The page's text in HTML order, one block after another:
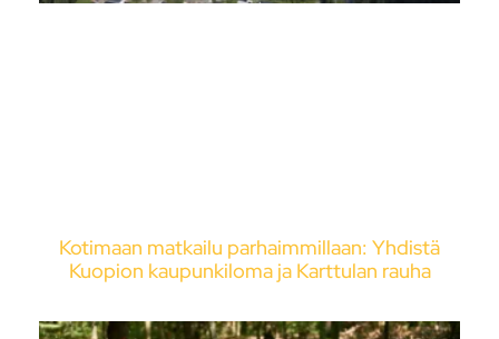
Kotimaan matkailu parhaimmillaan: Yhdistä
Kuopion kaupunkiloma ja Karttulan rauha